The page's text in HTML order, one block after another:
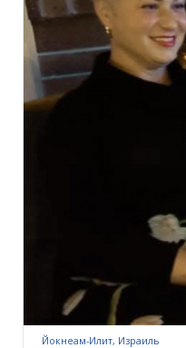
Йокнеам-Илит, Израиль